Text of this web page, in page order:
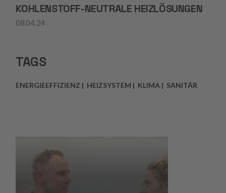
KOHLENSTOFF-NEUTRALE HEIZLÖSUNGEN
08.04.24
TAGS
ENERGIEEFFIZIENZ HEIZSYSTEM KLIMA SANITÄR